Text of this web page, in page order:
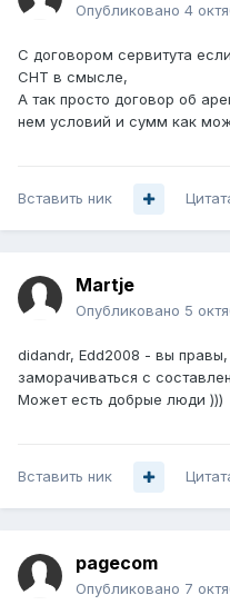
Опубликовано 4
С договором сервитута
СНТ в смысле,
А так просто договор об
нем условий и сумм как
Вставить ник
Martje
Опубликовано 5
didandr, Edd2008 - вы
заморачиваться с
Может есть добрые люди )))
Вставить ник
pagecom
Опубликовано 7